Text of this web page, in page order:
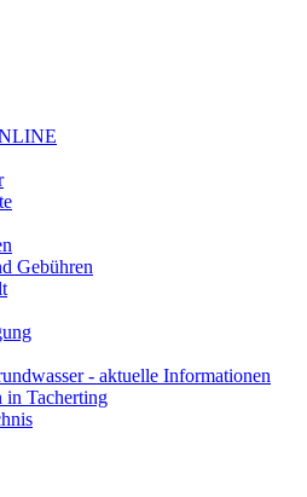
Gebühren
- aktuelle Informationen
in Tacherting